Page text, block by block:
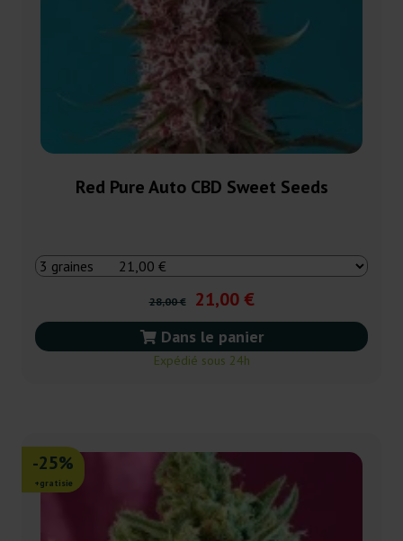
Red Pure Auto CBD Sweet Seeds
28,00 € 21,00 €
Dans le panier
Expédié sous 24h
-25%
+gratisie